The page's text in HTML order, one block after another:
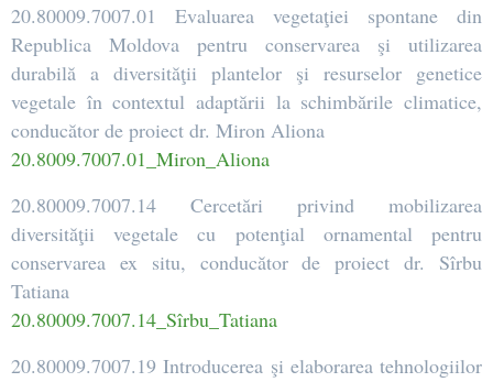
20.80009.7007.01 Evaluarea vegetaţiei spontane din
Republica Moldova pentru conservarea şi utilizarea
durabilă a diversităţii plantelor şi resurselor genetice
vegetale în contextul adaptării la schimbările climatice,
conducător de proiect dr. Miron Aliona
20.8009.7007.01_Miron_Aliona
20.80009.7007.14 Cercetări privind mobilizarea
diversităţii vegetale cu potenţial ornamental pentru
conservarea ex situ, conducător de proiect dr. Sîrbu
Tatiana
20.80009.7007.14_Sîrbu_Tatiana
20.80009.7007.19 Introducerea şi elaborarea tehnologiilor